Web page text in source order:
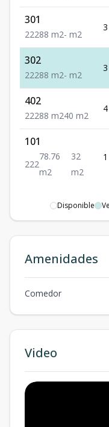
301
22288 m2- m2
3
302
22288 m2- m2
3
402
22288 m240 m2
4
101
222
78.76
m2
32
m2
1
Disponible
Amenidades
Comedor
Video